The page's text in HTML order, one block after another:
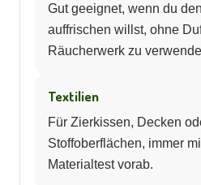
Gut geeignet, wenn du
auffrischen willst, ohne
Räucherwerk zu
Textilien
Für Zierkissen, Decken
Stoffoberflächen, immer
Materialtest vorab.